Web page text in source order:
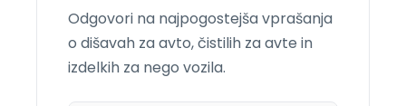
Odgovori na najpogostejša vprašanja
o dišavah za avto, čistilih za avte in
izdelkih za nego vozila.